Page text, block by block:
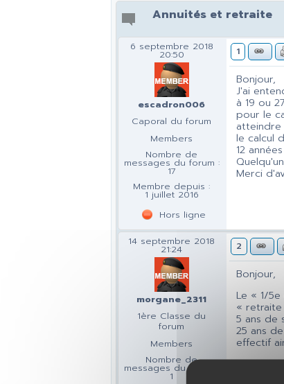
Annuités et retraite
6 septembre 2018
20:50
escadron006
Caporal du forum
Members
Nombre de
messages du forum :
17
Membre depuis :
1 juillet 2016
Hors ligne
1
Bonjour,
J'ai
à 19 ou
pour le
atteindre
le calcul
12
Merci
14 septembre 2018
21:24
morgane_2311
1ère Classe du
forum
Members
Nombre de
messages du forum :
1
2
Bonjour,
Le « 1/
« retraite
5 ans de
25 ans
effectif
J’espère